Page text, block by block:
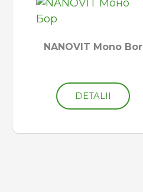
NANOVIT Mono Bor
DETALII